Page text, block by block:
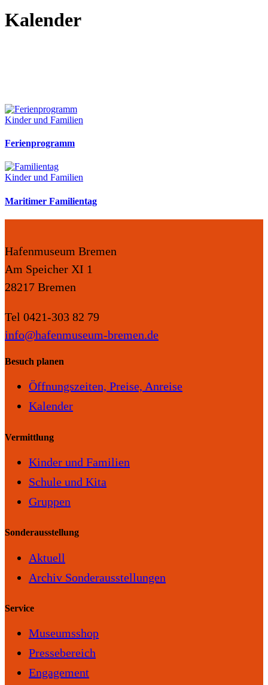
Kalender
Kinder und Familien
Ferienprogramm
Kinder und Familien
Maritimer Familientag
Hafenmuseum Bremen
Am Speicher XI 1
28217 Bremen
Tel 0421-303 82 79
info@hafenmuseum-bremen.de
Besuch planen
Öffnungszeiten, Preise, Anreise
Kalender
Vermittlung
Kinder und Familien
Schule und Kita
Gruppen
Sonderausstellung
Aktuell
Archiv Sonderausstellungen
Service
Museumsshop
Pressebereich
Engagement